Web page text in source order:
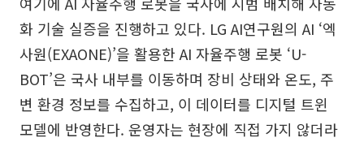
화 기술 실증을 진행하고 있다. LG AI연구원의 AI ‘엑
사원(EXAONE)’을 활용한 AI 자율주행 로봇 ‘U-
BOT’은 국사 내부를 이동하며 장비 상태와 온도, 주
변 환경 정보를 수집하고, 이 데이터를 디지털 트윈
모델에 반영한다. 운영자는 현장에 직접 가지 않더라